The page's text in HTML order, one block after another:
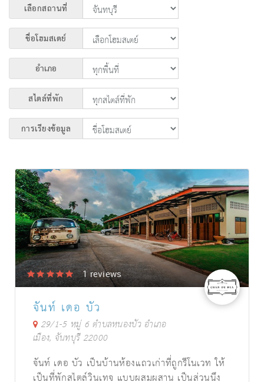
เลือกสถานที่
ชื่อโฮมสเตย์
อำเภอ
สไตล์ที่พัก
การเรียงข้อมูล
1 reviews
จันท์ เดอ บัว
29/1-5 หมู่ 6 ตำบลหนองบัว อำเภอ
เมือง, จันทบุรี 22000
จันท์ เดอ บัว เป็นบ้านห้องแถวเก่าที่ถูกรีโนเวท ให้
เป็นที่พักสไตล์วินเทจ แบบผสมผสาน เป็นส่วนนึง